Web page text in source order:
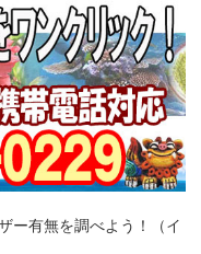
ー有無を調べよう！（イ